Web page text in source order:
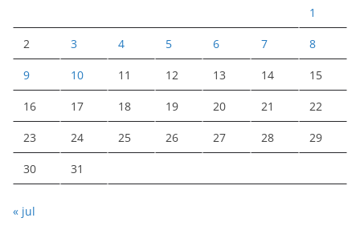
1
2 3 4 5 6 7 8
9 10 11 12 13 14 15
16 17 18 19 20 21 22
23 24 25 26 27 28 29
30 31
« jul